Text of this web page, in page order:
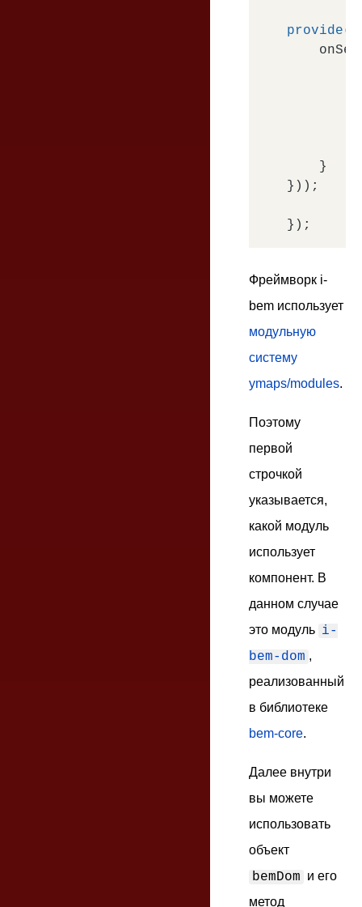
provide
    }
}));
Фреймворк i-
bem использует
модульную
систему
ymaps/modules.
Поэтому
первой
строчкой
указывается,
какой модуль
использует
компонент. В
данном случае
это модуль i-
bem-dom ,
реализованный
в библиотеке
bem-core.
Далее внутри
вы можете
использовать
объект
bemDom и его
метод